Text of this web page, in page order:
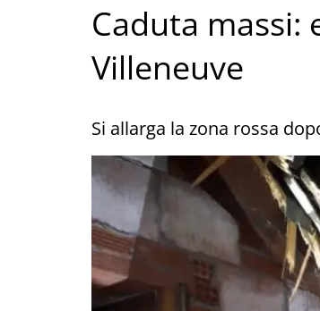
Caduta massi:
Villeneuve
Si allarga la zona rossa